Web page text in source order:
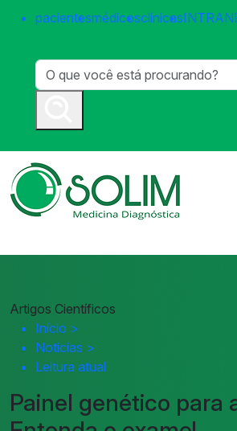
pacientesmédicosclínicas
Artigos Científicos
Início >
Notícias >
Leitura atual
Painel genético para